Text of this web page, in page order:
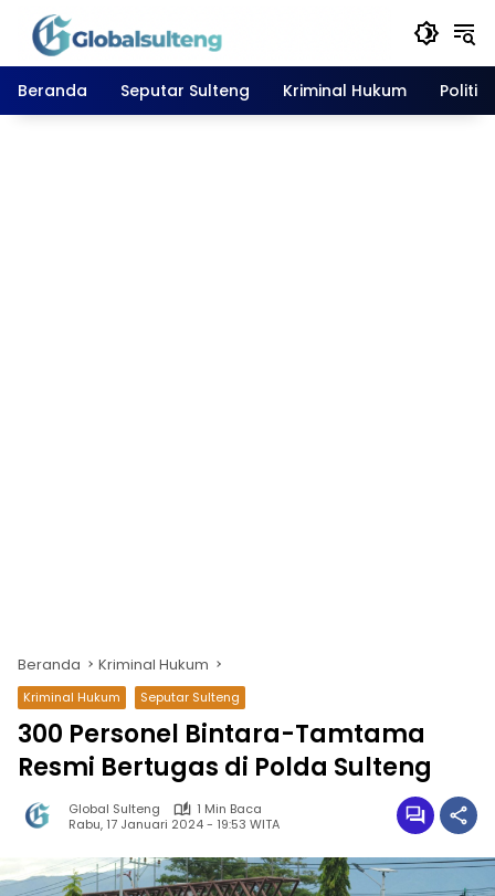
Langsung
konten
Beranda
Seputar Sulteng Kriminal Hukum Politik
Beranda Kriminal Hukum
Kriminal Hukum Seputar Sulteng
300 Personel Bintara-Tamtama
Resmi Bertugas di Polda Sulteng
Global Sulteng
1 Min Baca
Rabu, 17 Januari 2024 - 19:53 WITA